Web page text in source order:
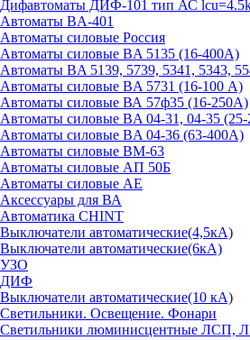
Дифавтоматы ДИФ-101 тип АС
Автоматы BA-401
Автоматы силовые Россия
Автоматы силовые BA 5135 (16-400А)
Автоматы BA 5139, 5739, 5341, 5343,
Автоматы силовые BA 5731 (16-100 А)
Автоматы силовые ВА 57ф35 (16-250А)
Автоматы силовые BA 04-31, 04-35
Автоматы силовые BA 04-36 (63-400А)
Автоматы силовые ВМ-63
Автоматы силовые АП 50Б
Автоматы силовые АЕ
Аксессуары для ВА
Автоматика CHINT
Выключатели автоматические(4,5кА)
Выключатели автоматические(6кА)
УЗО
ДИФ
Выключатели автоматические(10 кА)
Светильники. Освещение. Фонари
Светильники люминисцентные